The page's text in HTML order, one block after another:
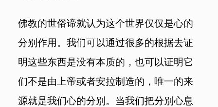
佛教的世俗谛就认为这个世界仅仅是心的
分别作用。我们可以通过很多的根据去证
明这些东西是没有本质的，也可以证明它
们不是由上帝或者安拉制造的，唯一的来
源就是我们心的分别。当我们把分别心息